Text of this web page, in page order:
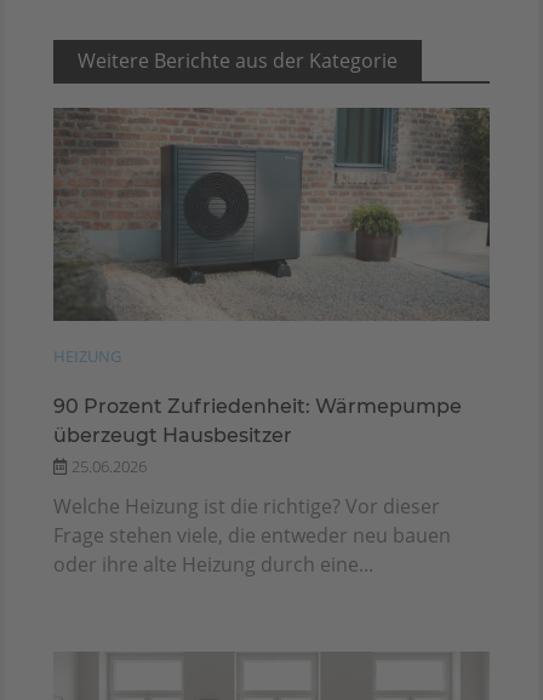
Weitere Berichte aus der Kategorie
HEIZUNG
90 Prozent Zufriedenheit: Wärmepumpe
überzeugt Hausbesitzer
25.06.2026
Welche Heizung ist die richtige? Vor dieser
Frage stehen viele, die entweder neu bauen
oder ihre alte Heizung durch eine...